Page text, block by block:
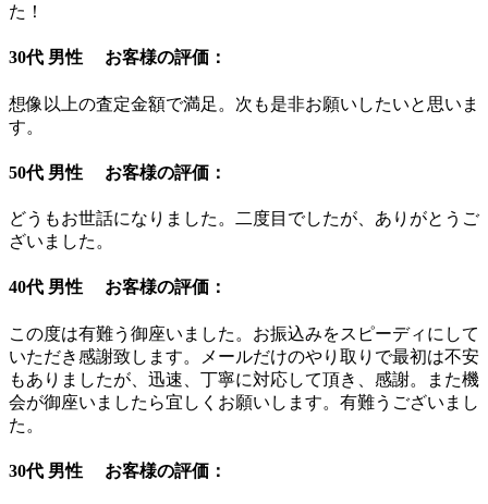
た！
30代 男性 お客様の評価：
想像以上の査定金額で満足。次も是非お願いしたいと思いま
す。
50代 男性 お客様の評価：
どうもお世話になりました。二度目でしたが、ありがとうご
ざいました。
40代 男性 お客様の評価：
この度は有難う御座いました。お振込みをスピーディにして
いただき感謝致します。メールだけのやり取りで最初は不安
もありましたが、迅速、丁寧に対応して頂き、感謝。また機
会が御座いましたら宜しくお願いします。有難うございまし
た。
30代 男性 お客様の評価：